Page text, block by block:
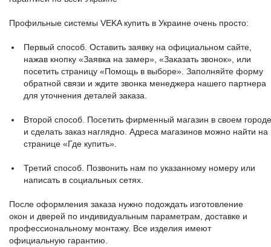
Профильные системы VEKA купить в Украине очень просто:
Первый способ. Оставить заявку на официальном сайте,
нажав кнопку «Заявка на замер», «Заказать звонок», или
посетить страницу «Помощь в выборе». Заполняйте форму
обратной связи и ждите звонка менеджера нашего партнера
для уточнения деталей заказа.
Второй способ. Посетить фирменный магазин в своем городе
и сделать заказ наглядно. Адреса магазинов можно найти на
странице «Где купить».
Третий способ. Позвонить нам по указанному номеру или
написать в социальных сетях.
После оформления заказа нужно подождать изготовление
окон и дверей по индивидуальным параметрам, доставке и
профессиональному монтажу. Все изделия имеют
официальную гарантию.